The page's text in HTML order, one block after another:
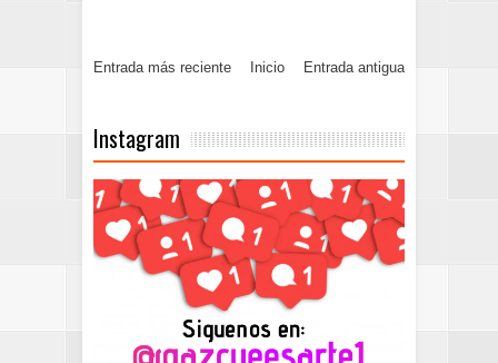
Entrada más reciente Entrada antigua
Inicio
Instagram